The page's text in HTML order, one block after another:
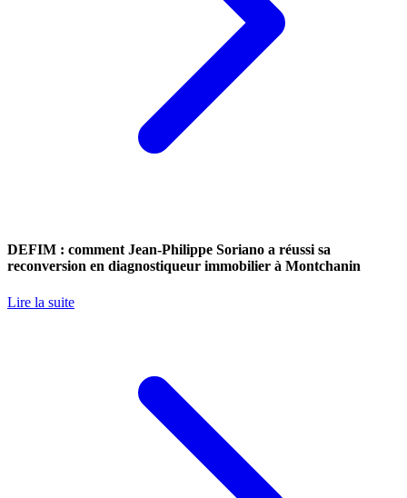
DEFIM : comment Jean-Philippe Soriano a réussi sa
reconversion en diagnostiqueur immobilier à Montchanin
Lire la suite